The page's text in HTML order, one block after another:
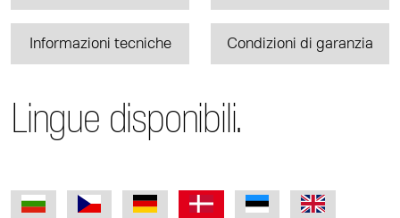
Informazioni tecniche Condizioni di garanzia
Lingue disponibili.